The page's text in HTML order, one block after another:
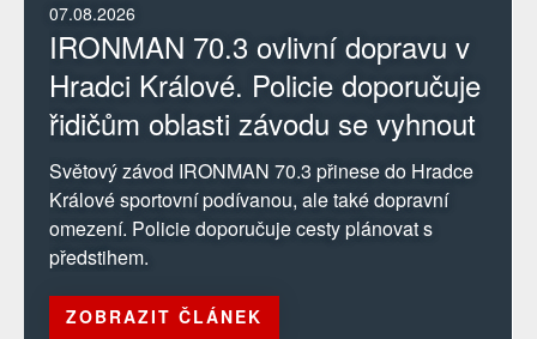
07.08.2026
IRONMAN 70.3 ovlivní dopravu v
Hradci Králové. Policie doporučuje
řidičům oblasti závodu se vyhnout
Světový závod IRONMAN 70.3 přinese do Hradce
Králové sportovní podívanou, ale také dopravní
omezení. Policie doporučuje cesty plánovat s
předstihem.
ZOBRAZIT ČLÁNEK